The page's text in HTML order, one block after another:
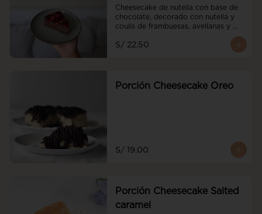
Cheesecake de nutella con base de
chocolate, decorado con nutella y
coulis de frambuesas, avellanas y
S/ 22.50
Porción Cheesecake Oreo
S/ 19.00
Porción Cheesecake Salted
caramel